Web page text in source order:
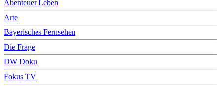
Abenteuer Leben
Arte
Bayerisches Fernsehen
Die Frage
DW Doku
Fokus TV